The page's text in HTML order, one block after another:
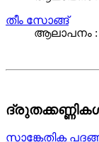
തീം സോങ്ങ്‌
ആലാപനം
സാങ്കേതിക